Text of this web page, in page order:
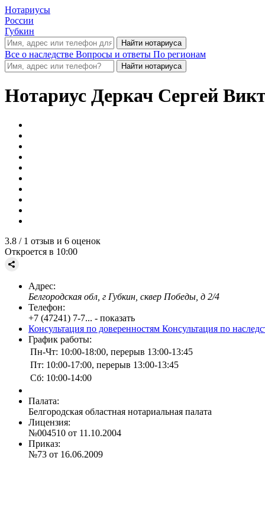
Нотариусы
России
Губкин
Все о наследстве Вопросы и ответы По регионам
Нотариус Деркач Сергей
3.8 / 1 отзыв и 6 оценок
Откроется в 10:00
Адрес:
Белгородская обл, г Губкин, сквер Победы, д 2/4
Телефон:
+7 (47241) 7-7... - показать
Консультация по доверенностям Консультация по
График работы:
Пн-Чт: 10:00-18:00, перерыв 13:00-13:45
Пт: 10:00-17:00, перерыв 13:00-13:45
Сб: 10:00-14:00
Палата:
Белгородская областная нотариальная палата
Лицензия:
№004510 от 11.10.2004
Приказ:
№73 от 16.06.2009